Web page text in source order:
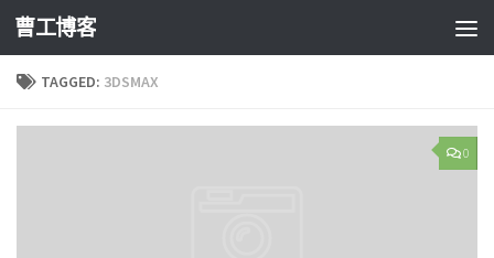
曹工博客
TAGGED: 3DSMAX
0